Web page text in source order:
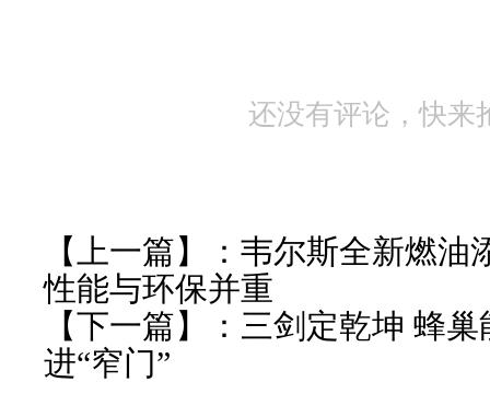
还没有评论，快来
【上一篇】： 韦尔斯全新燃油
性能与环保并重
【下一篇】： 三剑定乾坤 蜂巢
进“窄门”